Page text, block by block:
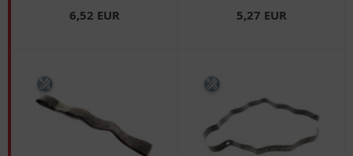
6,52 EUR 5,27 EUR